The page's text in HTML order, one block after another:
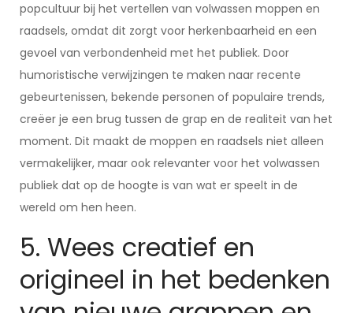
popcultuur bij het vertellen van volwassen moppen en
raadsels, omdat dit zorgt voor herkenbaarheid en een
gevoel van verbondenheid met het publiek. Door
humoristische verwijzingen te maken naar recente
gebeurtenissen, bekende personen of populaire trends,
creëer je een brug tussen de grap en de realiteit van het
moment. Dit maakt de moppen en raadsels niet alleen
vermakelijker, maar ook relevanter voor het volwassen
publiek dat op de hoogte is van wat er speelt in de
wereld om hen heen.
5. Wees creatief en
origineel in het bedenken